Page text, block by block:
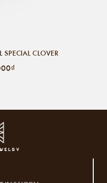
SPECIAL CLOVER